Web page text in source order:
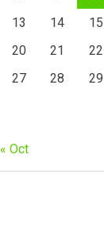
13 14 15
20 21 22
27 28 29
« Oct